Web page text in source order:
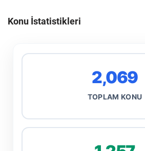
Konu İstatistikleri
2,069
TOPLAM KONU